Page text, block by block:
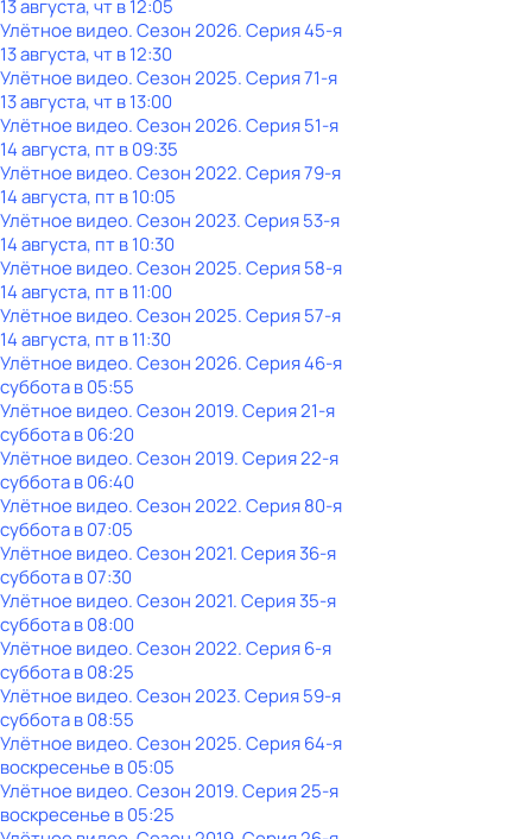
13 августа, чт в 12:05
Улётное видео. Сезон 2026. Серия 45-я
13 августа, чт в 12:30
Улётное видео. Сезон 2025. Серия 71-я
13 августа, чт в 13:00
Улётное видео. Сезон 2026. Серия 51-я
14 августа, пт в 09:35
Улётное видео. Сезон 2022. Серия 79-я
14 августа, пт в 10:05
Улётное видео. Сезон 2023. Серия 53-я
14 августа, пт в 10:30
Улётное видео. Сезон 2025. Серия 58-я
14 августа, пт в 11:00
Улётное видео. Сезон 2025. Серия 57-я
14 августа, пт в 11:30
Улётное видео. Сезон 2026. Серия 46-я
субботав05:55
Улётное видео. Сезон 2019. Серия 21-я
субботав06:20
Улётное видео. Сезон 2019. Серия 22-я
субботав06:40
Улётное видео. Сезон 2022. Серия 80-я
субботав07:05
Улётное видео. Сезон 2021. Серия 36-я
субботав07:30
Улётное видео. Сезон 2021. Серия 35-я
субботав08:00
Улётное видео. Сезон 2022. Серия 6-я
субботав08:25
Улётное видео. Сезон 2023. Серия 59-я
субботав08:55
Улётное видео. Сезон 2025. Серия 64-я
воскресенье в05:05
Улётное видео. Сезон 2019. Серия 25-я
воскресенье в05:25